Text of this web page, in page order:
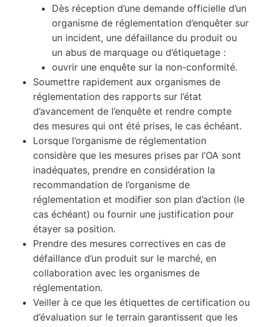
Dès réception d’une demande officielle d’un
organisme de réglementation d’enquêter sur
un incident, une défaillance du produit ou
un abus de marquage ou d’étiquetage :
ouvrir une enquête sur la non-conformité.
Soumettre rapidement aux organismes de
réglementation des rapports sur l’état
d’avancement de l’enquête et rendre compte
des mesures qui ont été prises, le cas échéant.
Lorsque l’organisme de réglementation
considère que les mesures prises par l’OA sont
inadéquates, prendre en considération la
recommandation de l’organisme de
réglementation et modifier son plan d’action (le
cas échéant) ou fournir une justification pour
étayer sa position.
Prendre des mesures correctives en cas de
défaillance d’un produit sur le marché, en
collaboration avec les organismes de
réglementation.
Veiller à ce que les étiquettes de certification ou
d’évaluation sur le terrain garantissent que les